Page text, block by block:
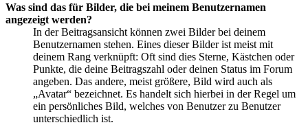
Was sind das für Bilder, die bei meinem Benutzernamen
angezeigt werden?
In der Beitragsansicht können zwei Bilder bei deinem
Benutzernamen stehen. Eines dieser Bilder ist meist mit
deinem Rang verknüpft: Oft sind dies Sterne, Kästchen oder
Punkte, die deine Beitragszahl oder deinen Status im Forum
angeben. Das andere, meist größere, Bild wird auch als
„Avatar“ bezeichnet. Es handelt sich hierbei in der Regel um
ein persönliches Bild, welches von Benutzer zu Benutzer
unterschiedlich ist.